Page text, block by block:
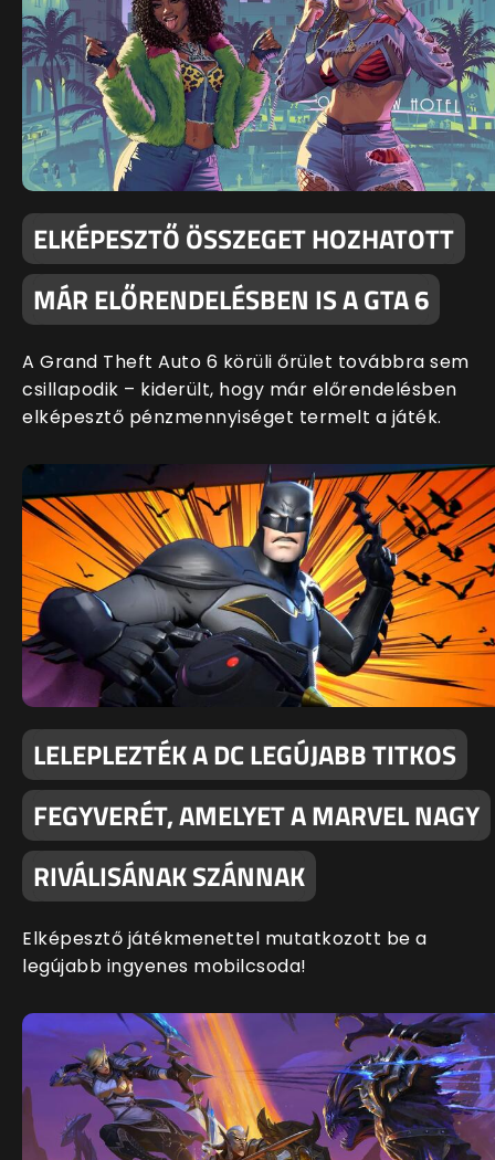
ELKÉPESZTŐ ÖSSZEGET HOZHATOTT
MÁR ELŐRENDELÉSBEN IS A GTA 6
A Grand Theft Auto 6 körüli őrület továbbra sem
csillapodik – kiderült, hogy már előrendelésben
elképesztő pénzmennyiséget termelt a játék.
LELEPLEZTÉK A DC LEGÚJABB TITKOS
FEGYVERÉT, AMELYET A MARVEL NAGY
RIVÁLISÁNAK SZÁNNAK
Elképesztő játékmenettel mutatkozott be a
legújabb ingyenes mobilcsoda!